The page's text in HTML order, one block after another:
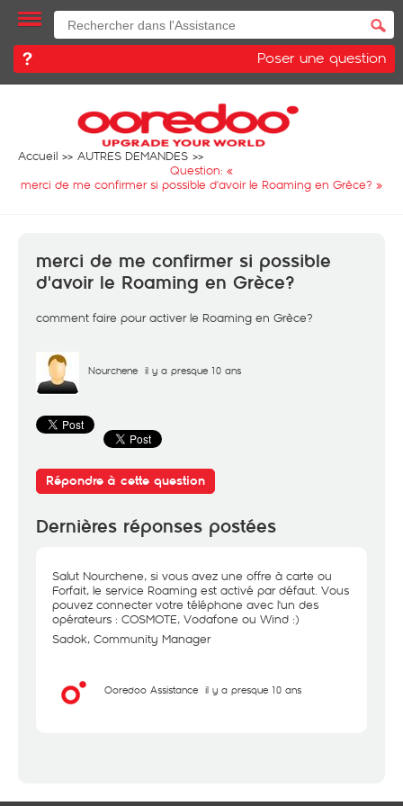
Poser une question
Accueil
AUTRES DEMANDES
Question: «
merci de me confirmer si possible d'avoir le Roaming en Grèce? »
merci de me confirmer si possible
d'avoir le Roaming en Grèce?
comment faire pour activer le Roaming en Grèce?
Nourchene il y a presque 10 ans
Répondre à cette question
Dernières réponses postées
Salut Nourchene, si vous avez une offre à carte ou
Forfait, le service Roaming est activé par défaut. Vous
pouvez connecter votre téléphone avec l'un des
opérateurs : COSMOTE, Vodafone ou Wind :)
Sadok, Community Manager
Ooredoo Assistance il y a presque 10 ans